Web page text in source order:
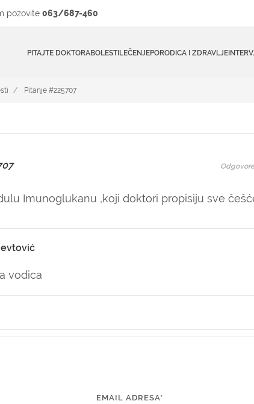
pozovite 063/687-460
PITAJTE DOKTORABOLESTILEČENJEPORODICA I ZDRAVLJE
Pitanje #225707
Imunoglukanu ,koji doktori propisiju sve
vodica
EMAIL ADRESA*